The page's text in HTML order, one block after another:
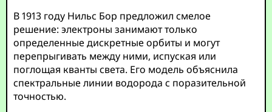
В 1913 году Нильс Бор предложил смелое
решение: электроны занимают только
определенные дискретные орбиты и могут
перепрыгивать между ними, испуская или
поглощая кванты света. Его модель объяснила
спектральные линии водорода с поразительной
точностью.